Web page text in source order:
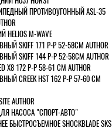
ПРОТИВОУГОННЫЙ ASL-35
M-WAVE
SKIFF 171 Р-Р 52-58СМ AUTHOR
SKIFF 144 Р-Р 52-58СМ AUTHOR
X8 172 Р-Р 58-61 СМ AUTHOR
CREEK HST 162 Р-Р 57-60 СМ
AUTHOR
НАСОСА "СПОРТ-АВТО"
БЫСТРОСЪЕМНОЕ SHOCKBLADE SKS